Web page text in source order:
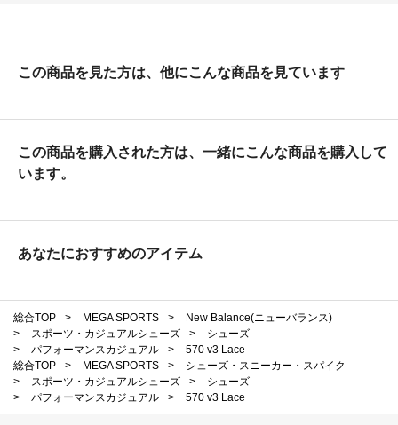
この商品を見た方は、他にこんな商品を見ています
この商品を購入された方は、一緒にこんな商品を購入して
います。
あなたにおすすめのアイテム
総合TOP > MEGA SPORTS >
New Balance(ニューバランス)
>
スポーツ・カジュアルシューズ >
シューズ
>
パフォーマンスカジュアル >
570 v3 Lace
総合TOP
> MEGA SPORTS >
シューズ・スニーカー・スパイク
>
スポーツ・カジュアルシューズ >
シューズ
>
パフォーマンスカジュアル > 570 v3 Lace